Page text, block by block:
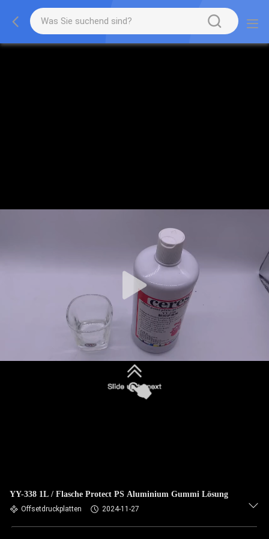
YY-338 1L / Flasche Protect PS Aluminium Gummi Lösung
Offsetdruckplatten 2024-11-27